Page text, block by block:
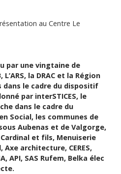
au Centre Le
par une vingtaine de
L’ARS, la DRAC et la Région
dans le cadre du dispositif
par interSTICES, le
dans le cadre du
Social, les communes de
Aubenas et de Valgorge,
et fils, Menuiserie
Axe architecture, CERES,
API, SAS Rufem, Belka élec